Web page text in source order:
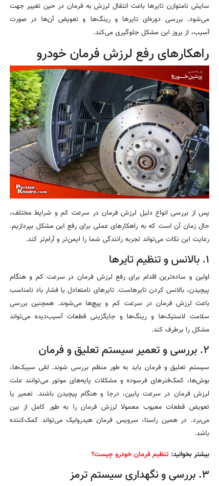
سایش نامتوازن تایرها باعث انتقال لرزش به فرمان در حین تغییر جهت
می‌شود. بررسی دوره‌ای تایرها و رینگ‌ها و تعویض آن‌ها در صورت
آسیب، از بروز این مشکل جلوگیری می‌کند.
راهکارهای رفع لرزش فرمان خودرو
پس از بررسی انواع دلیل لرزش فرمان در سرعت کم و شرایط مختلف،
حال زمان آن است که به راهکارهای عملی برای رفع این مشکل بپردازیم.
رعایت این نکات می‌تواند تجربه رانندگی شما را ایمن‌تر و آرام‌تر کند.
۱. بالانس و تنظیم تایرها
اولین و ساده‌ترین اقدام برای رفع لرزش فرمان در سرعت کم و هنگام
پیچیدن، بالانس کردن تایرهاست. تایرهای نامتعادل یا فشار باد نامناسب
باعث لرزش فرمان در سرعت کم و پیچ‌ها می‌شوند. همچنین بررسی
سلامت لاستیک‌ها و رینگ‌ها و جایگزینی قطعات آسیب‌دیده می‌تواند
مشکل را برطرف کند.
۲. بررسی و تعمیر سیستم تعلیق و فرمان
سیستم تعلیق و فرمان باید به طور منظم بررسی شوند. لقی سیبک‌ها،
بوش‌ها، کمک‌فنرهای فرسوده و مشکلات پایه‌های موتور می‌توانند علت
لرزش فرمان در سرعت پایین، درجا و هنگام پیچیدن باشند. تعمیر یا
تعویض قطعات معیوب معمولا لرزش فرمان را به طور کامل از بین
می‌برد. در همین راستا، سرویس فرمان هیدرولیک می‌تواند کمک‌کننده
باشد.
بیشتر بخوانید: تنظیم فرمان خودرو چیست؟
۳. بررسی و نگهداری سیستم ترمز